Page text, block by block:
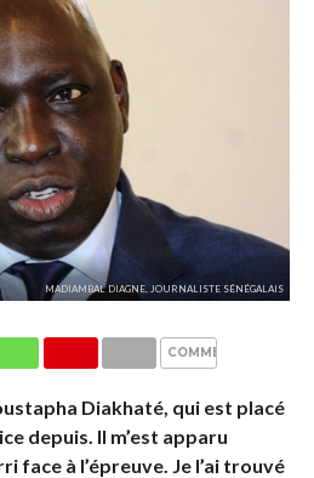
MADIAMBAL DIAGNE, JOURNALISTE SÉNÉGALAIS
COMMENTAIRES
Diakhaté, qui est placé
depuis. Il m’est apparu
face à l’épreuve. Je l’ai trouvé